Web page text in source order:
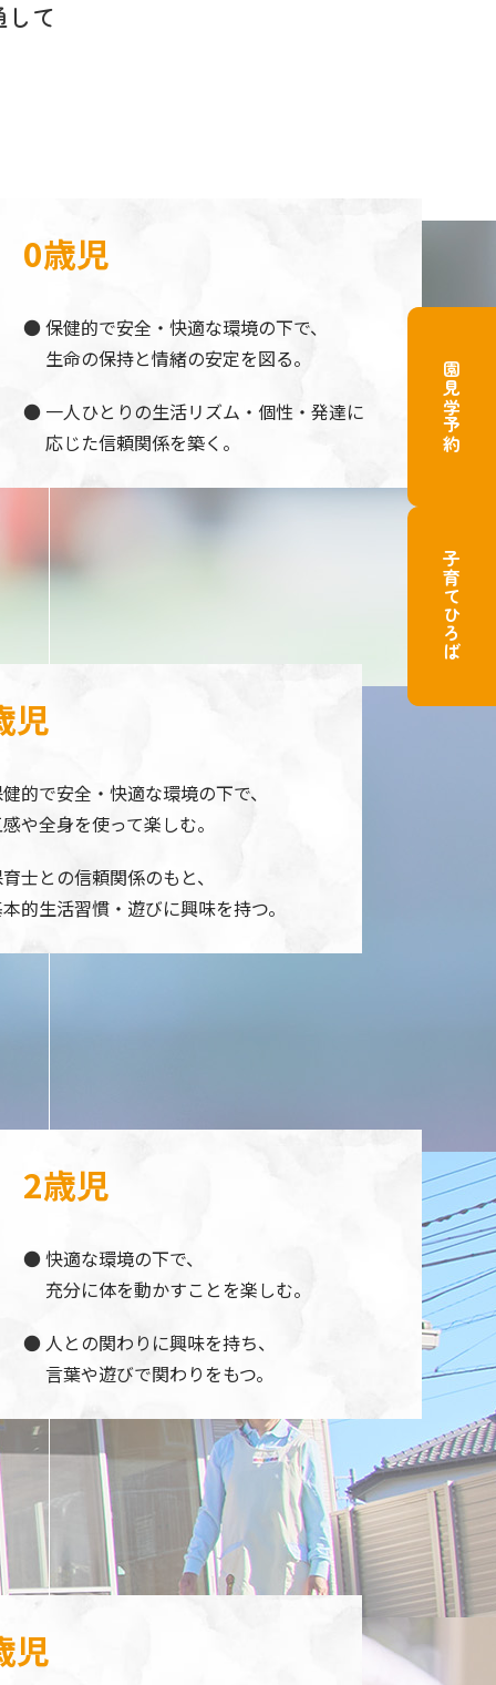
て
0歳児
保健的で安全・快適な環境の下で、
生命の保持と情緒の安定を図る。
一人ひとりの生活リズム・個性・発達に
応じた信頼関係を築く。
児
的で安全・快適な環境の下で、
や全身を使って楽しむ。
士との信頼関係のもと、
的生活習慣・遊びに興味を持つ。
2歳児
快適な環境の下で、
充分に体を動かすことを楽しむ。
人との関わりに興味を持ち、
言葉や遊びで関わりをもつ。
児
園見学予約
子育てひろば